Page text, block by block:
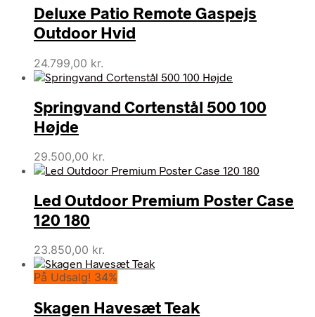
Deluxe Patio Remote Gaspejs
Outdoor Hvid
24.799,00 kr.
Springvand Cortenstål 500 100
Højde
29.500,00 kr.
Led Outdoor Premium Poster Case
120 180
23.850,00 kr.
På Udsalg! 34%
Skagen Havesæt Teak